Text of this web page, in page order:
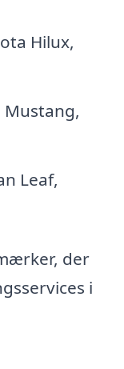
Hilux,
Mustang,
Leaf,
der
i